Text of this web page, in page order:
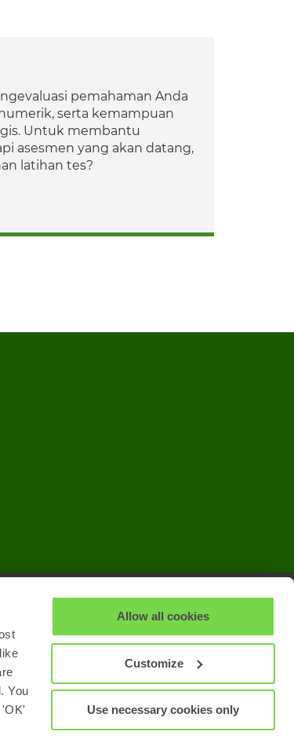
You
Allow all cookies
Customize
Use necessary cookies only
pemahaman Anda
serta kemampuan
Untuk membantu
asesmen yang akan datang,
latihan tes?
Privasi